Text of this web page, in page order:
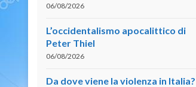
06/08/2026
L’occidentalismo apocalittico di
Peter Thiel
06/08/2026
Da dove viene la violenza in Italia?